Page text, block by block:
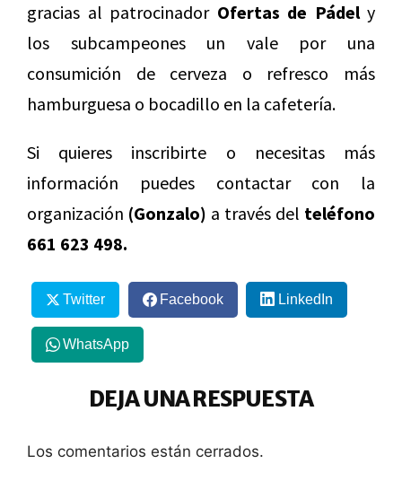
gracias al patrocinador Ofertas de Pádely
los subcampeones un vale por una
consumición de cerveza o refresco más
hamburguesa o bocadillo en la cafetería.
Si quieres inscribirte o necesitas más
información puedes contactar con la
organización (Gonzalo) a través del teléfono
661 623 498.
Twitter Facebook LinkedIn
WhatsApp
DEJA UNA RESPUESTA
Los comentarios están cerrados.